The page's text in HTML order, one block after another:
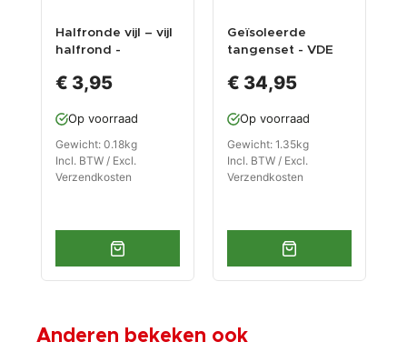
Halfronde vijl – vijl
halfrond -
fijn
€ 3,95
Op voorraad
Gewicht: 0.18kg
Incl. BTW / Excl.
Verzendkosten
Geïsoleerde
tangenset - VDE
tangen in soft
€ 34,95
Op voorraad
Gewicht: 1.35kg
Incl. BTW / Excl.
Verzendkosten
Anderen bekeken ook